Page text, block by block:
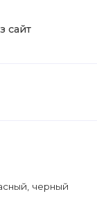
сайт
черный